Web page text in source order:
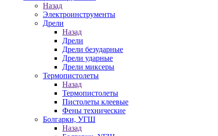
Назад
Электроинструменты
Дрели
Назад
Дрели
Дрели безударные
Дрели ударные
Дрели миксеры
Термопистолеты
Назад
Термопистолеты
Пистолеты клеевые
Фены технические
Болгарки, УГШ
Назад